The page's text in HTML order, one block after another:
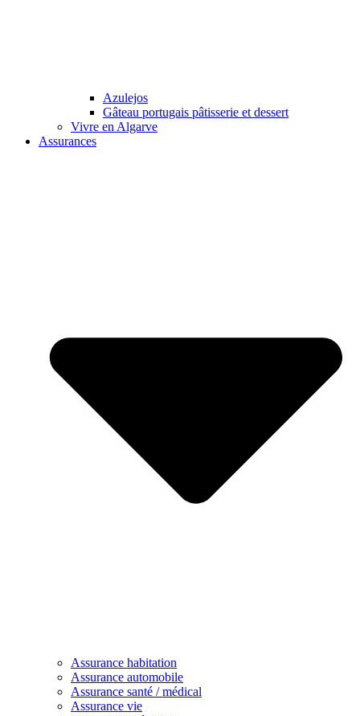
Azulejos
Gâteau portugais pâtisserie et dessert
Vivre en Algarve
Assurances
Assurance habitation
Assurance automobile
Assurance santé / médical
Assurance vie